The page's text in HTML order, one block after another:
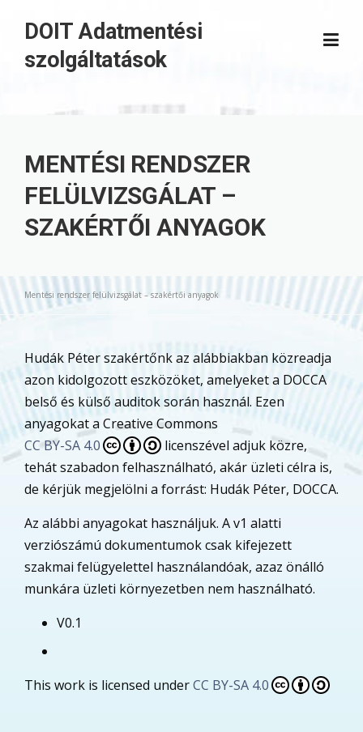
content
DOIT Adatmentési
szolgáltatások
MENTÉSI RENDSZER
FELÜLVIZSGÁLAT –
SZAKÉRTŐI ANYAGOK
Mentési rendszer felülvizsgálat – szakértői anyagok
Hudák Péter szakértőnk az alábbiakban közreadja
azon kidolgozott eszközöket, amelyeket a DOCCA
belső és külső auditok során használ. Ezen
anyagokat a Creative Commons
CC BY-SA 4.0
licenszével adjuk közre,
tehát szabadon felhasználható, akár üzleti célra is,
de kérjük megjelölni a forrást: Hudák Péter, DOCCA.
Az alábbi anyagokat használjuk. A v1 alatti
verziószámú dokumentumok csak kifejezett
szakmai felügyelettel használandóak, azaz önálló
munkára üzleti környezetben nem használható.
V0.1
This work is licensed underCC BY-SA 4.0